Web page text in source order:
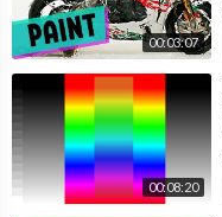
00:03:07
00:08:20